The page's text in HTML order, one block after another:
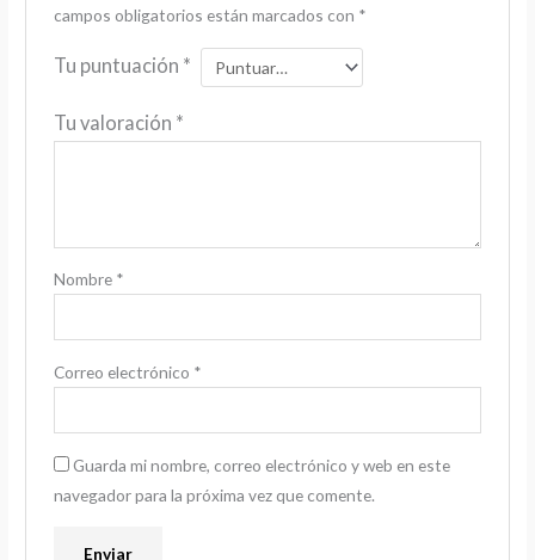
campos obligatorios están marcados con *
Tu puntuación *
Tu valoración *
Nombre *
Correo electrónico *
Guarda mi nombre, correo electrónico y web en este
navegador para la próxima vez que comente.